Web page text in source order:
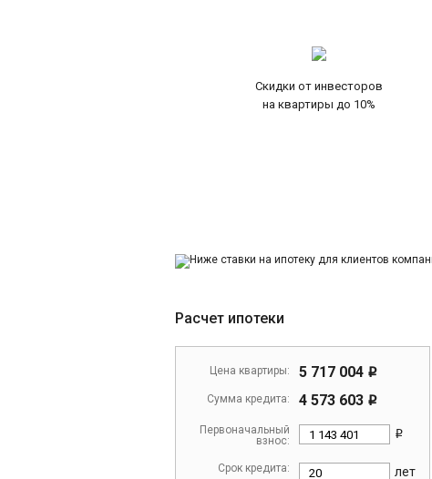
Скидки от инвесторов
на квартиры до 10%
Расчет ипотеки
Цена квартиры: 5 717 004 i
Сумма кредита: 4 573 603 i
Первоначальный
взнос:
i
Срок кредита: лет